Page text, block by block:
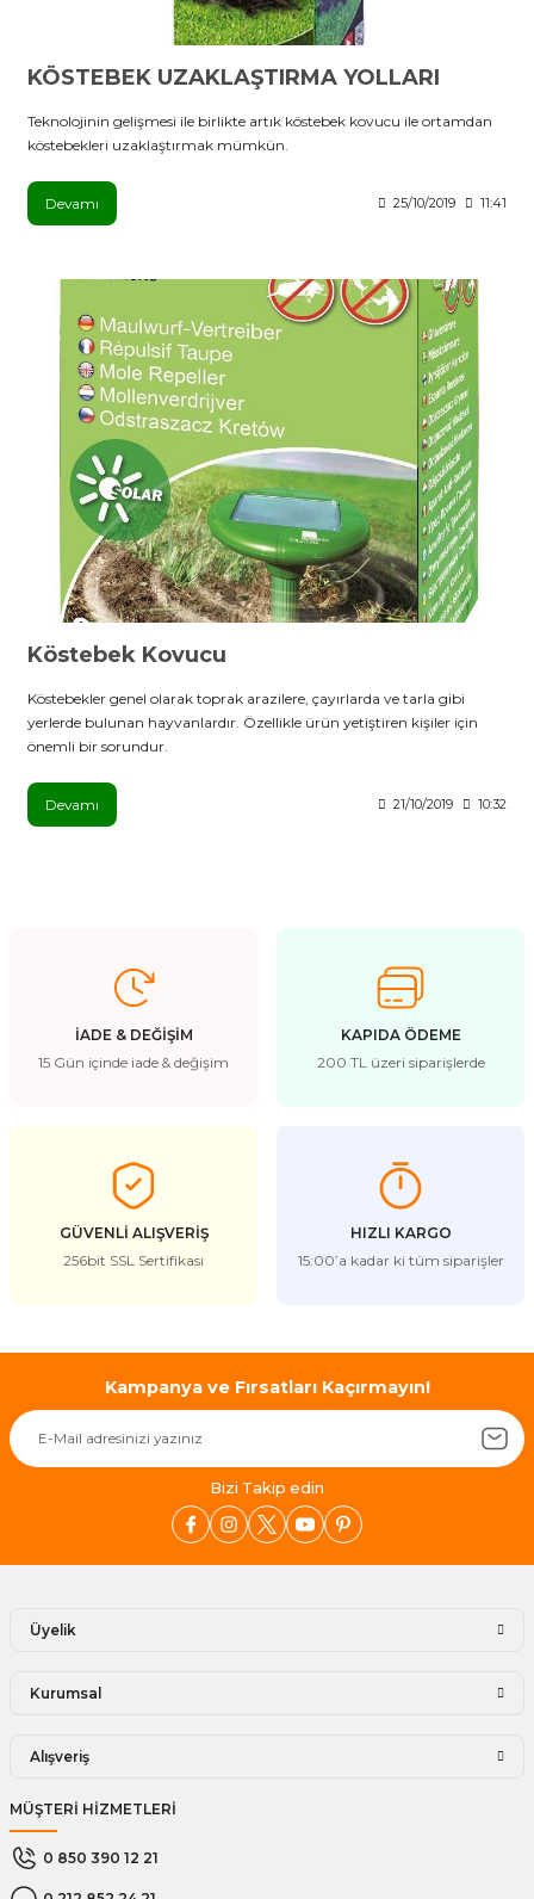
KÖSTEBEK UZAKLAŞTIRMA YOLLARI
Teknolojinin gelişmesi ile birlikte artık köstebek kovucu ile ortamdan
köstebekleri uzaklaştırmak mümkün.
Devamı 25/10/2019 11:41
Köstebek Kovucu
Köstebekler genel olarak toprak arazilere, çayırlarda ve tarla gibi
yerlerde bulunan hayvanlardır. Özellikle ürün yetiştiren kişiler için
önemli bir sorundur.
Devamı 21/10/2019 10:32
İADE & DEĞİŞİM
15 Gün içinde iade & değişim
KAPIDA ÖDEME
200 TL üzeri siparişlerde
GÜVENLİ ALIŞVERİŞ
256bit SSL Sertifikası
HIZLI KARGO
15:00’a kadar ki tüm siparişler
Kampanya ve Fırsatları Kaçırmayın!
Bizi Takip edin
Üyelik
Kurumsal
Alışveriş
MÜŞTERİ HİZMETLERİ
0 850 390 12 21